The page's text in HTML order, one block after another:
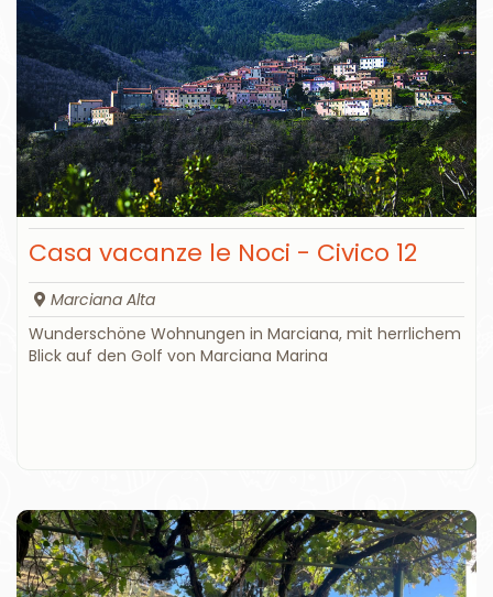
Casa vacanze le Noci - Civico 12
Marciana Alta
Wunderschöne Wohnungen in Marciana, mit herrlichem
Blick auf den Golf von Marciana Marina